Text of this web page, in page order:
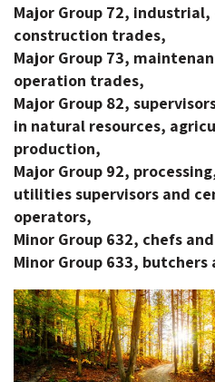
Major Group 72,
construction trades,
Major Group 73,
operation trades,
Major Group 82,
in natural resources,
production,
Major Group 92,
utilities supervisors and
operators,
Minor Group 632, chefs
Minor Group 633, butchers